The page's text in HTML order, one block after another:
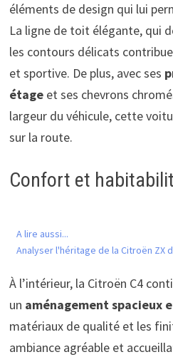
éléments de design qui lui
La ligne de toit élégante, qui
les contours délicats
et sportive. De plus, avec ses
étageet ses chevrons
largeur du véhicule, cette
sur la route.
Confort et
A lire aussi...
Analyser l'héritage de la Citroën ZX
À l’intérieur, la Citroën C4
un aménagement spacieux
matériaux de qualité et les
ambiance agréable et